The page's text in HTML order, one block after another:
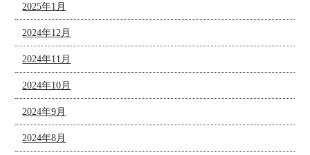
2025年1月
2024年12月
2024年11月
2024年10月
2024年9月
2024年8月